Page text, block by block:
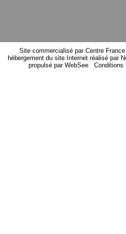
Site commercialisé par Centre
hébergement du site Internet réalisé par
propulsé par WebSee
Conditions